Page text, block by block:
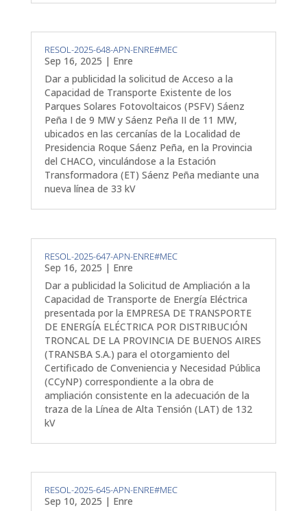
RESOL-2025-648-APN-ENRE#MEC
Sep 16, 2025 | Enre
Dar a publicidad la solicitud de Acceso a la
Capacidad de Transporte Existente de los
Parques Solares Fotovoltaicos (PSFV) Sáenz
Peña I de 9 MW y Sáenz Peña II de 11 MW,
ubicados en las cercanías de la Localidad de
Presidencia Roque Sáenz Peña, en la Provincia
del CHACO, vinculándose a la Estación
Transformadora (ET) Sáenz Peña mediante una
nueva línea de 33 kV
RESOL-2025-647-APN-ENRE#MEC
Sep 16, 2025 | Enre
Dar a publicidad la Solicitud de Ampliación a la
Capacidad de Transporte de Energía Eléctrica
presentada por la EMPRESA DE TRANSPORTE
DE ENERGÍA ELÉCTRICA POR DISTRIBUCIÓN
TRONCAL DE LA PROVINCIA DE BUENOS AIRES
(TRANSBA S.A.) para el otorgamiento del
Certificado de Conveniencia y Necesidad Pública
(CCyNP) correspondiente a la obra de
ampliación consistente en la adecuación de la
traza de la Línea de Alta Tensión (LAT) de 132
kV
RESOL-2025-645-APN-ENRE#MEC
Sep 10, 2025 | Enre